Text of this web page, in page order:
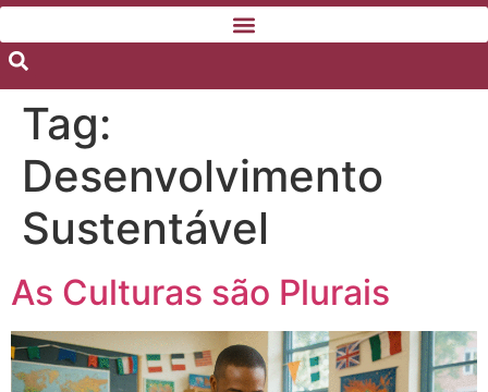
Tag:
Desenvolvimento
Sustentável
As Culturas são Plurais